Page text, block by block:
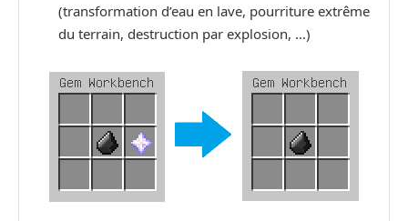
(transformation d’eau en lave, pourriture extrême
du terrain, destruction par explosion, …)